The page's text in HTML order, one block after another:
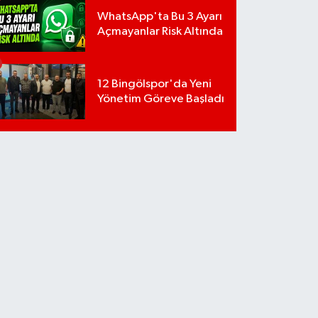
WhatsApp'ta Bu 3 Ayarı
Açmayanlar Risk Altında
12 Bingölspor'da Yeni
Yönetim Göreve Başladı